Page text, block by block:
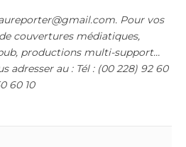
Pour vos
couvertures médiatiques,
productions multi-support…
adresser au : Tél : (00 228) 92 60
60 10